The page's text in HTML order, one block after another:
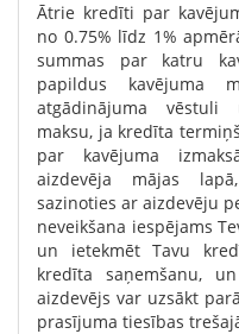
Ātrie kredīti par
no 0.75% līdz 1%
summas par katru
papildus kavējuma
atgādinājuma vēstuli
maksu, ja kredīta
par kavējuma
aizdevēja mājas
sazinoties ar aizdevēju
neveikšana iespējams
un ietekmēt Tavu
kredīta saņemšanu,
aizdevējs var uzsākt
prasījuma tiesības